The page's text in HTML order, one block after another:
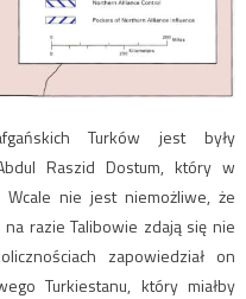
Turków jest były
Raszid Dostum, który w
Wcale nie jest niemożliwe, że
razie Talibowie zdają się nie
zapowiedział on
Turkiestanu, który miałby